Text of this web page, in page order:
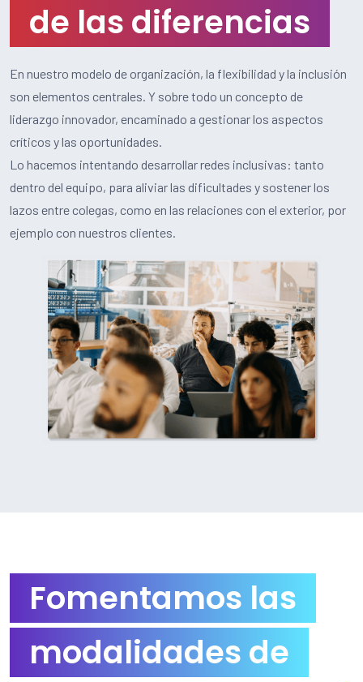
de las diferencias
En nuestro modelo de organización, la flexibilidad y la inclusión
son elementos centrales. Y sobre todo un concepto de
liderazgo innovador, encaminado a gestionar los aspectos
críticos y las oportunidades.
Lo hacemos intentando desarrollar redes inclusivas: tanto
dentro del equipo, para aliviar las dificultades y sostener los
lazos entre colegas, como en las relaciones con el exterior, por
ejemplo con nuestros clientes.
Fomentamos las
modalidades de